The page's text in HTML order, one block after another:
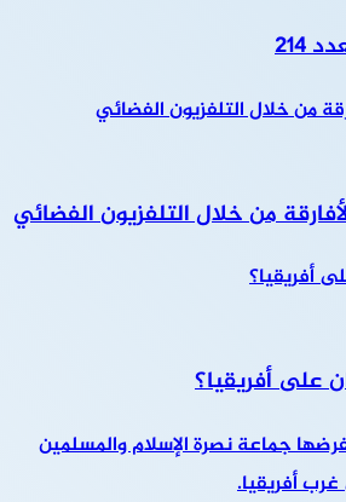
214
من خلال التلفزيون الفضائي
من خلال التلفزيون الفضائي
أفريقيا؟
على أفريقيا؟
جماعة نصرة الإسلام والمسلمين
أفريقيا.